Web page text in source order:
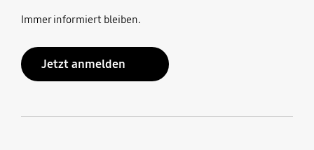
Immer informiert bleiben.
Jetzt anmelden